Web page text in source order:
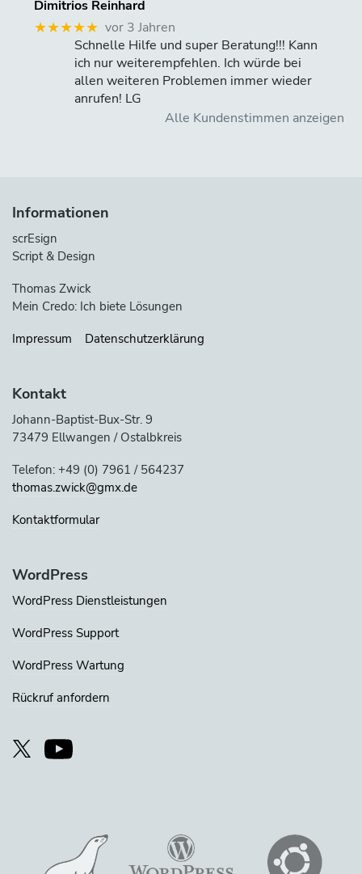
Dimitrios Reinhard
★★★★★ vor 3 Jahren
Schnelle Hilfe und super Beratung!!! Kann
ich nur weiterempfehlen. Ich würde bei
allen weiteren Problemen immer wieder
anrufen! LG
Alle Kundenstimmen anzeigen
Informationen
scrEsign
Script & Design
Thomas Zwick
Mein Credo: Ich biete Lösungen
Impressum
Datenschutzerklärung
Kontakt
Johann-Baptist-Bux-Str. 9
73479 Ellwangen / Ostalbkreis
Telefon: +49 (0) 7961 / 564237
thomas.zwick@gmx.de
Kontaktformular
WordPress
WordPress Dienstleistungen
WordPress Support
WordPress Wartung
Rückruf anfordern